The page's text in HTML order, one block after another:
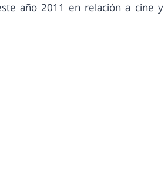
año 2011 en relación a cine y